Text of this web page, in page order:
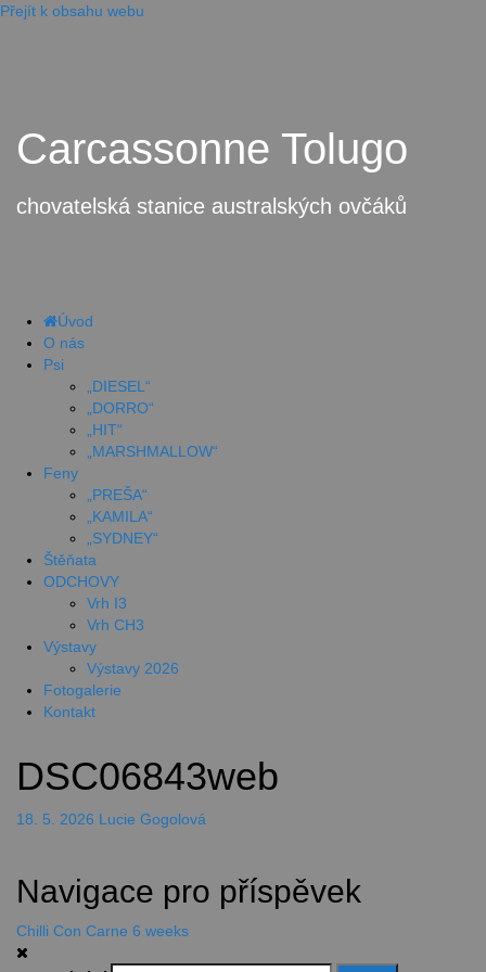
Přejít k obsahu webu
Carcassonne Tolugo
chovatelská stanice australských ovčáků
Úvod
O nás
Psi
„DIESEL“
„DORRO“
„HIT“
„MARSHMALLOW“
Feny
„PREŠA“
„KAMILA“
„SYDNEY“
Štěňata
ODCHOVY
Vrh I3
Vrh CH3
Výstavy
Výstavy 2026
Fotogalerie
Kontakt
DSC06843web
18. 5. 2026 Lucie Gogolová
Navigace pro příspěvek
Chilli Con Carne 6 weeks